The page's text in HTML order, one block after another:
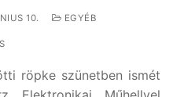
10. EGYÉB
röpke szünetben ismét